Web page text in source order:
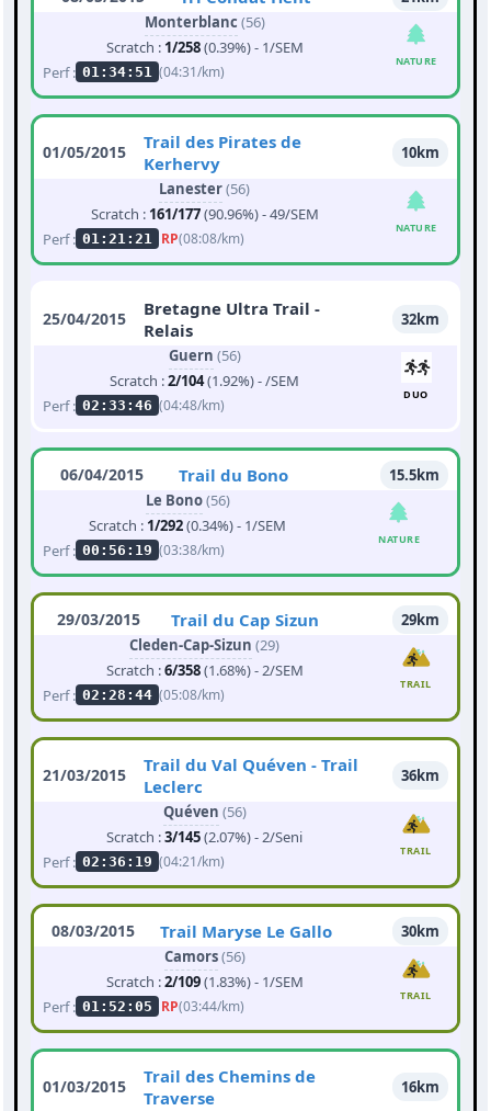
Monterblanc (56)
Scratch : 1/258(0.39%) - 1/SEM
Perf : 01:34:51 (04:31/km)
NATURE
01/05/2015
Trail des Pirates de
Kerhervy
10km
Lanester(56)
Scratch : 161/177(90.96%) - 49/SEM
Perf : 01:21:21 RP(08:08/km)
NATURE
25/04/2015
Bretagne Ultra Trail -
Relais
32km
Guern (56)
Scratch :2/104(1.92%) - /SEM
Perf : 02:33:46 (04:48/km)
DUO
06/04/2015 Trail du Bono
15.5km
Le Bono(56)
Scratch : 1/292(0.34%) - 1/SEM
Perf : 00:56:19 (03:38/km)
NATURE
29/03/2015 Trail du Cap Sizun
29km
Cleden-Cap-Sizun (29)
Scratch :6/358(1.68%) - 2/SEM
Perf : 02:28:44 (05:08/km)
TRAIL
21/03/2015
Trail du Val Quéven - Trail
Leclerc
36km
Quéven (56)
Scratch :3/145(2.07%) - 2/Seni
Perf : 02:36:19 (04:21/km)
TRAIL
08/03/2015 Trail Maryse Le Gallo
30km
Camors(56)
Scratch :2/109(1.83%) - 1/SEM
Perf : 01:52:05 RP(03:44/km)
TRAIL
01/03/2015
Trail des Chemins de
Traverse
16km